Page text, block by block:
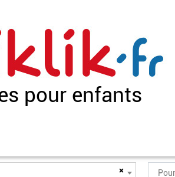
pour enfants
×